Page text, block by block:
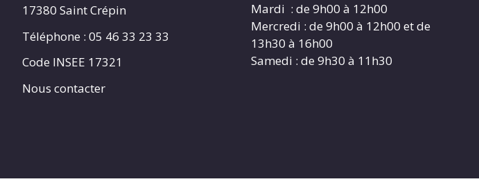
17380 Saint Crépin
Téléphone : 05 46 33 23 33
Code INSEE 17321
Nous contacter
Mardi : de 9h00 à 12h00
Mercredi : de 9h00 à 12h00 et de
13h30 à 16h00
Samedi : de 9h30 à 11h30